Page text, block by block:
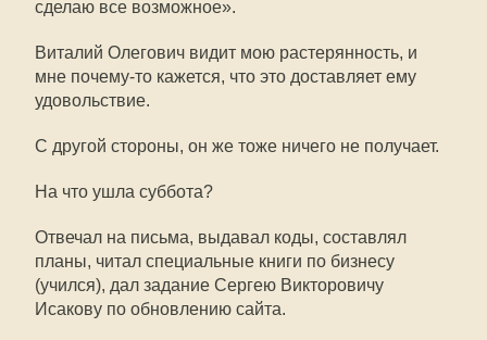
сделаю все возможное».
Виталий Олегович видит мою растерянность, и
мне почему-то кажется, что это доставляет ему
удовольствие.
С другой стороны, он же тоже ничего не получает.
На что ушла суббота?
Отвечал на письма, выдавал коды, составлял
планы, читал специальные книги по бизнесу
(учился), дал задание Сергею Викторовичу
Исакову по обновлению сайта.